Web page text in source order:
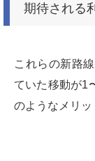
期待される
これらの新路
ていた移動が1
のようなメリッ